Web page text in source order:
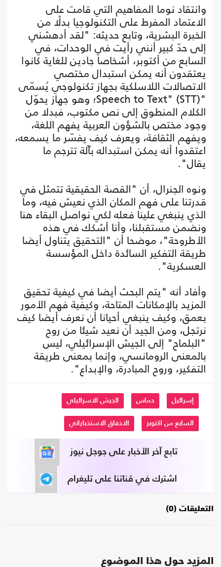
وانتقاد نوما المفاهيم التي قامت على
الاعتماد المفرط على التكنولوجيا بدلًا من
الخبرة البشرية، وتابع حديثه: "لقد أدهشني
إلى حدّ كبير أنني رأيت في الوحدات، في
السابع من أكتوبر، أشخاصا جادين للغاية كانوا
يعتقدون أنه يمكن استبدال مختصي
الاتصالات اللاسلكية بجهاز تكنولوجي يُسمّى
"Speech to Text" (STT)؛ وهو جهاز يحوّل
الكلام المنطوق إلى نص مكتوب، فبدلا من
وجود مختص بالشؤون العربية يفهم اللغة،
ويفهم الثقافة، ويعرف كيف يفسّر ما يسمعه،
اعتقدوا أنه يمكن استبداله بآلة تترجم ما
يقال".
ونوه الجنرال، أن "القصة الحقيقية تتمثل في
قدرتنا على فهم المكان الذي نعيش فيه، وما
الذي ينبغي علينا فعله لكي نواصل البقاء هنا
ونضمن مستقبلنا، وأنا أشكك في هذه
الأطروحة"، موضحا أن "التحقيق يتناول أيضا
طريقة التفكير السائدة داخل المؤسسة
العسكرية".
وأفاد أنه "يتم البحث أيضا في كيفية تحقيق
المزيد بالإمكانات المتاحة، وكيفية فهم الأمور
بعمق، وكيف ينبغي أحيانا أن نعرف أيضا كيف
نرتجل، ومن الجيد أن نعيد شيئا من روح
"البلماح" إلى الجيش الإسرائيلي، ليس
بالمعنى الرومانسي، وإنما بمعنى طريقة
التفكير، وروح المبادرة، والإبداع".
إسرائيل حماس الجيش الاسرائيلي
السابع من اكتوبر الاخفاق الاستخباراتي
تابع آخر الأخبار على جوجل نيوز
اشترك في قناتنا على تليغرام
التعليقات (0)
المزيد حول هذا الموضوع